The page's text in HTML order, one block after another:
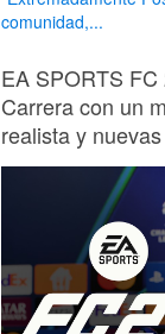
comunidad,...
EA SPORTS
Carrera con un
realista y